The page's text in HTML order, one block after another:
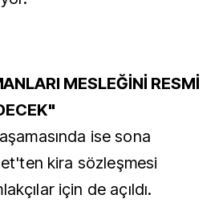
MESLEĞİNİ RESMİ
ise sona
kira sözleşmesi
için de açıldı.